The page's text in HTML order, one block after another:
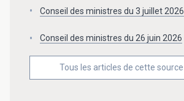
Conseil des ministres du 3 juillet 2026
Conseil des ministres du 26 juin 2026
Tous les articles de cette source